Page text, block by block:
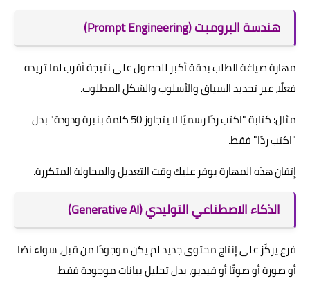
هندسة البرومبت (Prompt Engineering)
مهارة صياغة الطلب بدقة أكبر للحصول على نتيجة أقرب لما تريده
فعلًا، عبر تحديد السياق والأسلوب والشكل المطلوب.
مثال: كتابة "اكتب ردًا رسميًا لا يتجاوز 50 كلمة بنبرة ودودة" بدل
"اكتب ردًا" فقط.
إتقان هذه المهارة يوفر عليك وقت التعديل والمحاولة المتكررة.
الذكاء الاصطناعي التوليدي (Generative AI)
فرع يركّز على إنتاج محتوى جديد لم يكن موجودًا من قبل، سواء نصًا
أو صورة أو صوتًا أو فيديو، بدل تحليل بيانات موجودة فقط.